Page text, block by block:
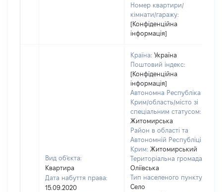
Номер квартири/
кімнати/гаражу:
[Конфіденційна
інформація]
Вид об'єкта:
Квартира
Дата набуття права:
15.09.2020
Країна: Україна
Поштовий індекс:
[Конфіденційна
інформація]
Автономна Республіка
Крим/область/місто зі
спеціальним статусом:
Житомирська
Район в області та
Автономній Республіці
Крим: Житомирський
Територіальна громада:
Оліївська
Тип населеного пункту:
Село